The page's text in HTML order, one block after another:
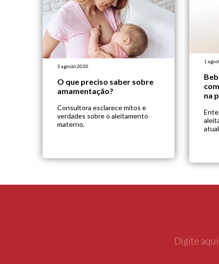
3 agosto 2020
O que preciso saber sobre
amamentação?
Consultora esclarece mitos e
verdades sobre o aleitamento
materno.
1
na